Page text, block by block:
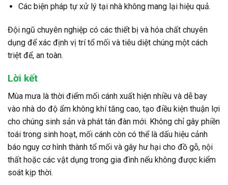
Các biện pháp tự xử lý tại nhà không mang lại hiệu quả.
Đội ngũ chuyên nghiệp có các thiết bị và hóa chất chuyên
dụng để xác định vị trí tổ mối và tiêu diệt chúng một cách
triệt để, an toàn.
Lời kết
Mùa mưa là thời điểm mối cánh xuất hiện nhiều và dễ bay
vào nhà do độ ẩm không khí tăng cao, tạo điều kiện thuận lợi
cho chúng sinh sản và phát tán đàn mới. Không chỉ gây phiền
toái trong sinh hoạt, mối cánh còn có thể là dấu hiệu cảnh
báo nguy cơ hình thành tổ mối và gây hư hại cho đồ gỗ, nội
thất hoặc các vật dụng trong gia đình nếu không được kiểm
soát kịp thời.